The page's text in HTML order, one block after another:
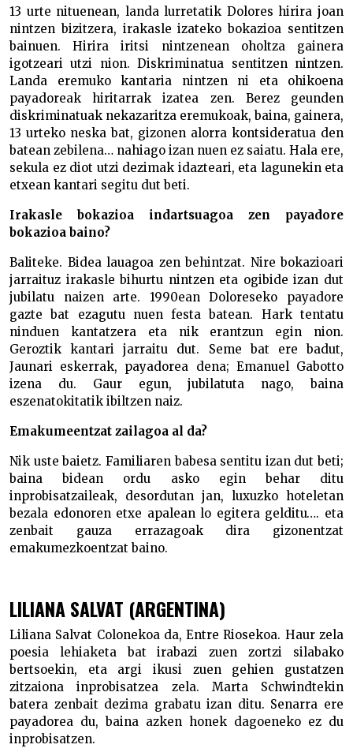
13 urte nituenean, landa lurretatik Dolores hirira joan
nintzen bizitzera, irakasle izateko bokazioa sentitzen
bainuen. Hirira iritsi nintzenean oholtza gainera
igotzeari utzi nion. Diskriminatua sentitzen nintzen.
Landa eremuko kantaria nintzen ni eta ohikoena
payadoreak hiritarrak izatea zen. Berez geunden
diskriminatuak nekazaritza eremukoak, baina, gainera,
13 urteko neska bat, gizonen alorra kontsideratua den
batean zebilena… nahiago izan nuen ez saiatu. Hala ere,
sekula ez diot utzi dezimak idazteari, eta lagunekin eta
etxean kantari segitu dut beti.
Irakasle bokazioa indartsuagoa zen payadore
bokazioa baino?
Baliteke. Bidea lauagoa zen behintzat. Nire bokazioari
jarraituz irakasle bihurtu nintzen eta ogibide izan dut
jubilatu naizen arte. 1990ean Doloreseko payadore
gazte bat ezagutu nuen festa batean. Hark tentatu
ninduen kantatzera eta nik erantzun egin nion.
Geroztik kantari jarraitu dut. Seme bat ere badut,
Jaunari eskerrak, payadorea dena; Emanuel Gabotto
izena du. Gaur egun, jubilatuta nago, baina
eszenatokitatik ibiltzen naiz.
Emakumeentzat zailagoa al da?
Nik uste baietz. Familiaren babesa sentitu izan dut beti;
baina bidean ordu asko egin behar ditu
inprobisatzaileak, desordutan jan, luxuzko hoteletan
bezala edonoren etxe apalean lo egitera gelditu…. eta
zenbait gauza errazagoak dira gizonentzat
emakumezkoentzat baino.
LILIANA SALVAT (ARGENTINA)
Liliana Salvat Colonekoa da, Entre Riosekoa. Haur zela
poesia lehiaketa bat irabazi zuen zortzi silabako
bertsoekin, eta argi ikusi zuen gehien gustatzen
zitzaiona inprobisatzea zela. Marta Schwindtekin
batera zenbait dezima grabatu izan ditu. Senarra ere
payadorea du, baina azken honek dagoeneko ez du
inprobisatzen.